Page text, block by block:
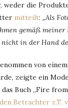
die
mitteilt: „Als
gemäß
in der Hand
von
zeigte ein
Buch „Fire
Betrachter z.T.